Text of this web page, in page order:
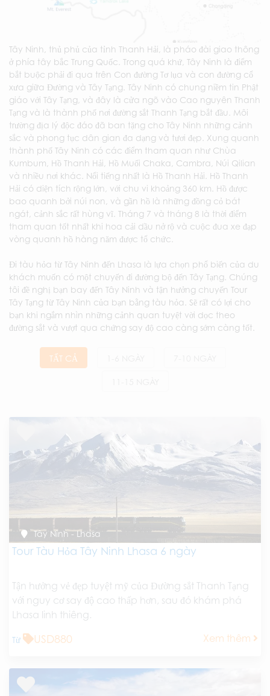
Tây Ninh, thủ phủ của tỉnh Thanh Hải, là pháo đài giao thông
ở phía tây bắc Trung Quốc. Trong quá khứ, Tây Ninh là điểm
bắt buộc phải đi qua trên Con đường Tơ lụa và con đường cổ
xưa giữa Đường và Tây Tạng. Tây Ninh có chung niềm tin Phật
giáo với Tây Tạng, và đây là cửa ngõ vào Cao nguyên Thanh
Tạng và là thành phố nơi đường sắt Thanh Tạng bắt đầu. Môi
trường địa lý độc đáo đã ban tặng cho Tây Ninh những cảnh
sắc và phong tục dân gian đa dạng và tươi đẹp. Xung quanh
thành phố Tây Ninh có các điểm tham quan như Chùa
Kumbum, Hồ Thanh Hải, Hồ Muối Chaka, Cambra, Núi Qilian
và nhiều nơi khác. Nổi tiếng nhất là Hồ Thanh Hải. Hồ Thanh
Hải có diện tích rộng lớn, với chu vi khoảng 360 km. Hồ được
bao quanh bởi núi non, và gần hồ là những đồng cỏ bát
ngát, cảnh sắc rất hùng vĩ. Tháng 7 và tháng 8 là thời điểm
tham quan tốt nhất khi hoa cải dầu nở rộ và cuộc đua xe đạp
vòng quanh hồ hàng năm được tổ chức.
Đi tàu hỏa từ Tây Ninh đến Lhasa là lựa chọn phổ biến của du
khách muốn có một chuyến đi đường bộ đến Tây Tạng. Chúng
tôi đề nghị bạn bay đến Tây Ninh và tận hưởng chuyến Tour
Tây Tạng từ Tây Ninh của bạn bằng tàu hỏa. Sẽ rất có lợi cho
bạn khi ngắm nhìn những cảnh quan tuyệt vời dọc theo
đường sắt và vượt qua chứng say độ cao càng sớm càng tốt.
TẤT CẢ
Tây Ninh - Lhasa
Tour Tàu Hỏa Tây Ninh Lhasa 6 ngày
Tận hưởng vẻ đẹp tuyệt mỹ của Đường sắt Thanh Tạng
với nguy cơ say độ cao thấp hơn, sau đó khám phá
Lhasa linh thiêng.
Từ USD880 Xem thêm